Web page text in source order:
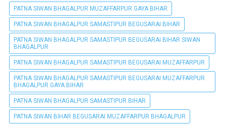
PATNA SIWAN BHAGALPUR MUZAFFARPUR GAYA BIHAR
PATNA SIWAN BHAGALPUR SAMASTIPUR BEGUSARAI BIHAR
PATNA SIWAN BHAGALPUR SAMASTIPUR BEGUSARAI BIHAR SIWAN
BHAGALPUR
PATNA SIWAN BHAGALPUR SAMASTIPUR BEGUSARAI MUZAFFARPUR
PATNA SIWAN BHAGALPUR SAMASTIPUR BEGUSARAI MUZAFFARPUR
BHAGALPUR GAYA BIHAR
PATNA SIWAN BHAGALPUR SAMASTIPUR BIHAR
PATNA SIWAN BIHAR BEGUSARAI MUZAFFARPUR BHAGALPUR